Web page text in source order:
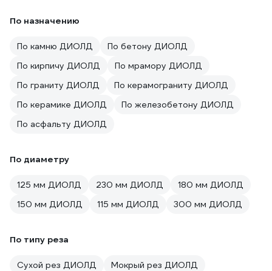
По назначению
По камню ДИОЛД
По бетону ДИОЛД
По кирпичу ДИОЛД
По мрамору ДИОЛД
По граниту ДИОЛД
По керамограниту ДИОЛД
По керамике ДИОЛД
По железобетону ДИОЛД
По асфальту ДИОЛД
По диаметру
125 мм ДИОЛД 230 мм ДИОЛД
180 мм ДИОЛД
150 мм ДИОЛД
115 мм ДИОЛД 300 мм ДИОЛД
По типу реза
Сухой рез ДИОЛД Мокрый рез ДИОЛД